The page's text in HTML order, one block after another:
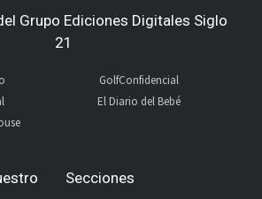
Grupo Ediciones Digitales Siglo
21
GolfConfidencial
El Diario del Bebé
Secciones